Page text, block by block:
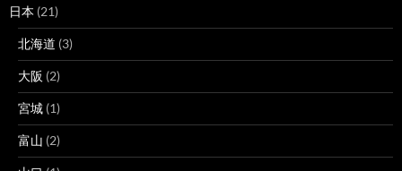
日本 (21)
北海道 (3)
大阪 (2)
宮城 (1)
富山 (2)